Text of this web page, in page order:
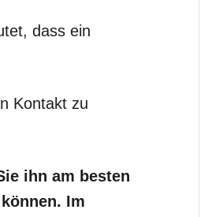
dass ein
Kontakt zu
ihn am besten
Im